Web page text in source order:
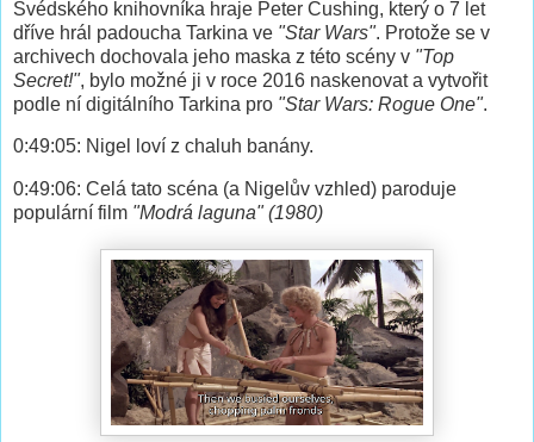
Švédského knihovníka hraje Peter Cushing, který o 7 let
dříve hrál padoucha Tarkina ve "Star Wars". Protože se v
archivech dochovala jeho maska z této scény v "Top
Secret!", bylo možné ji v roce 2016 naskenovat a vytvořit
podle ní digitálního Tarkina pro "Star Wars: Rogue One".
0:49:05: Nigel loví z chaluh banány.
0:49:06: Celá tato scéna (a Nigelův vzhled) paroduje
populární film "Modrá laguna" (1980)